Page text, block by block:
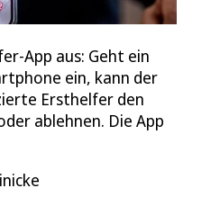
App aus: Geht ein
ein, kann der
Ersthelfer den
ablehnen. Die App